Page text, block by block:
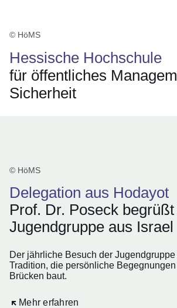
© HöMS
Hessische Hochschule
für öffentliches
Sicherheit
© HöMS
Delegation aus Hodayot
Prof. Dr. Poseck begrüßt
Jugendgruppe aus Israel
Der jährliche Besuch der
Tradition, die persönliche Begegnungen
Brücken baut.
Mehr erfahren
Öffnet sich in einem neuen Fenster